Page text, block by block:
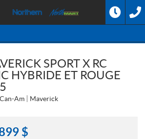
SPORT X RC
HYBRIDE ET ROUGE
Can-Am Maverick
$